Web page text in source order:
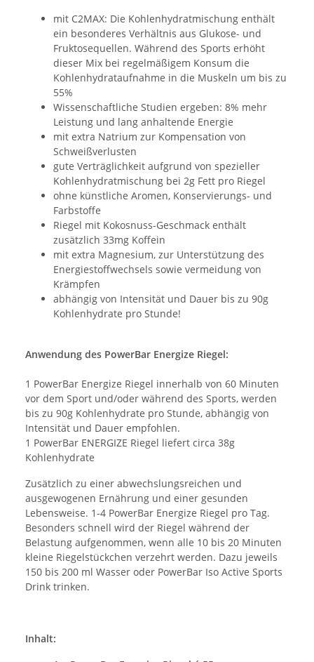
mit C2MAX: Die Kohlenhydratmischung enthält
ein besonderes Verhältnis aus Glukose- und
Fruktosequellen. Während des Sports erhöht
dieser Mix bei regelmäßigem Konsum die
Kohlenhydrataufnahme in die Muskeln um bis zu
55%
Wissenschaftliche Studien ergeben: 8% mehr
Leistung und lang anhaltende Energie
mit extra Natrium zur Kompensation von
Schweißverlusten
gute Verträglichkeit aufgrund von spezieller
Kohlenhydratmischung bei 2g Fett pro Riegel
ohne künstliche Aromen, Konservierungs- und
Farbstoffe
Riegel mit Kokosnuss-Geschmack enthält
zusätzlich 33mg Koffein
mit extra Magnesium, zur Unterstützung des
Energiestoffwechsels sowie vermeidung von
Krämpfen
abhängig von Intensität und Dauer bis zu 90g
Kohlenhydrate pro Stunde!
Anwendung des PowerBar Energize Riegel:
1 PowerBar Energize Riegel innerhalb von 60 Minuten
vor dem Sport und/oder während des Sports, werden
bis zu 90g Kohlenhydrate pro Stunde, abhängig von
Intensität und Dauer empfohlen.
1 PowerBar ENERGIZE Riegel liefert circa 38g
Kohlenhydrate
Zusätzlich zu einer abwechslungsreichen und
ausgewogenen Ernährung und einer gesunden
Lebensweise. 1-4 PowerBar Energize Riegel pro Tag.
Besonders schnell wird der Riegel während der
Belastung aufgenommen, wenn alle 10 bis 20 Minuten
kleine Riegelstückchen verzehrt werden. Dazu jeweils
150 bis 200 ml Wasser oder PowerBar Iso Active Sports
Drink trinken.
Inhalt: